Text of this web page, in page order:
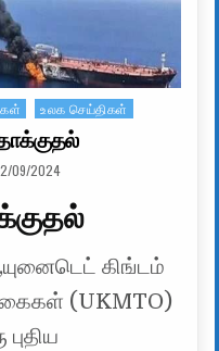
உலக செய்திகள்
DATE:
09/2024
கிங்டம்
(UKMTO)